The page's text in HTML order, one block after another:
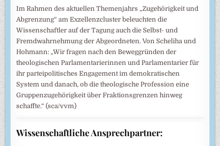
Im Rahmen des aktuellen Themenjahrs „Zugehörigkeit und
Abgrenzung“ am Exzellenzcluster beleuchten die
Wissenschaftler auf der Tagung auch die Selbst- und
Fremdwahrnehmung der Abgeordneten. Von Scheliha und
Hohmann: „Wir fragen nach den Beweggründen der
theologischen Parlamentarierinnen und Parlamentarier für
ihr parteipolitisches Engagement im demokratischen
System und danach, ob die theologische Profession eine
Gruppenzugehörigkeit über Fraktionsgrenzen hinweg
schaffte.“ (sca/vvm)
Wissenschaftliche Ansprechpartner: